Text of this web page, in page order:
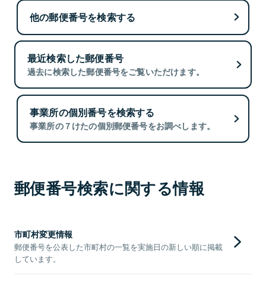
他の郵便番号を検索する
最近検索した郵便番号
過去に検索した郵便番号をご覧いただけます。
事業所の個別番号を検索する
事業所の７けたの個別郵便番号をお調べします。
郵便番号検索に関する情報
市町村変更情報
郵便番号を公表した市町村の一覧を実施日の新しい順に掲載
しています。